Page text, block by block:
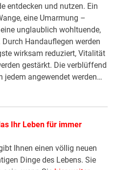
entdecken und nutzen. Ein
eine Umarmung –
unglaublich wohltuende,
Handauflegen werden
wirksam reduziert, Vitalität
gestärkt. Die verblüffend
jedem angewendet werden…
Ihr Leben für immer
Ihnen einen völlig neuen
Dinge des Lebens. Sie